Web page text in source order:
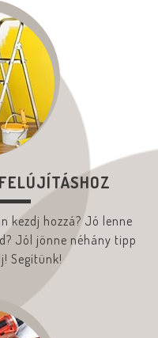
kezdj hozzá? Jó lenne
Jól jönne néhány tipp
Segítünk!